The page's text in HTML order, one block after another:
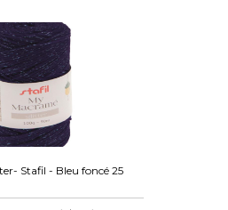
Stafil - Bleu foncé 25